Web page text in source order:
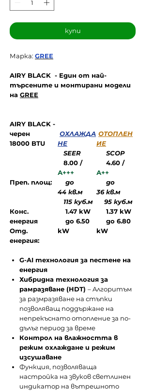
купи
Марка: GREE
AIRY BLACK - Един от най-
търсените и монтирани модели
на GREE
AIRY BLACK -
черен
18000 BTU
ОХЛАЖДА
НЕ
SEER
8.00 /
А+++
ОТОПЛЕН
ИЕ
SCOP
4.60 /
А++
Преп. площ:
до
44 кв.м
115 куб.м
до
36 кв.м
95 куб.м
Конс.
енергия
Отд.
енергия:
1.47 kW
до 6.50
kW
1.37 kW
до 6.80
kW
G-AI технология за пестене на
енергия
Хибридна технология за
рамразяване (HDT) – Aлгоритъм
за размразяване на стъпки
позволяващ поддържане на
непрекъснато отопление за по-
дълъг период за време
Контрол на влажността в
режим охлаждане и режим
изсушаване
Функция, позволяваща
настройка на звуков светлинен
индикатор на вътрешното